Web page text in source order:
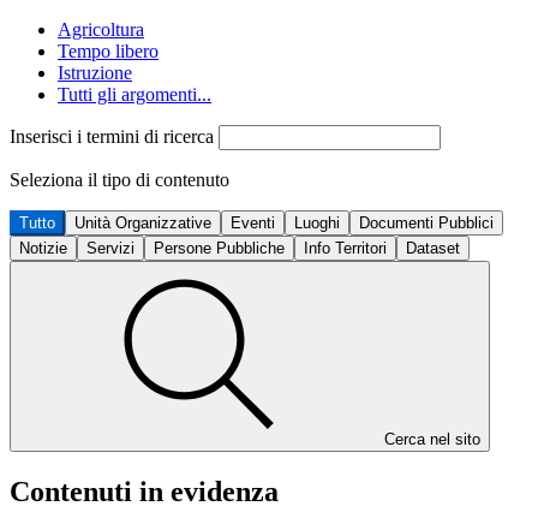
Agricoltura
Tempo libero
Istruzione
Tutti gli argomenti...
Inserisci i termini di ricerca
Seleziona il tipo di contenuto
Tutto Unità Organizzative Eventi Luoghi
Documenti Pubblici
Notizie
Servizi Persone Pubbliche Info Territori Dataset
Cerca nel sito
Contenuti in evidenza